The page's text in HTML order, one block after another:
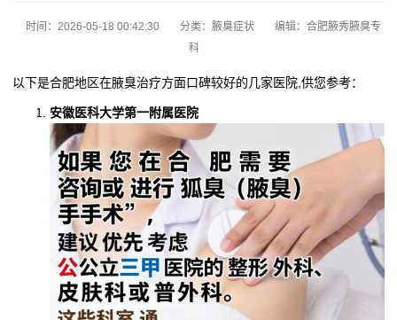
时间：2026-05-18 00:42:30 分类： 腋臭症状
编辑：合肥腋秀腋臭专
科
以下是合肥地区在腋臭治疗方面口碑较好的几家医院,供您参考：
安徽医科大学第一附属医院